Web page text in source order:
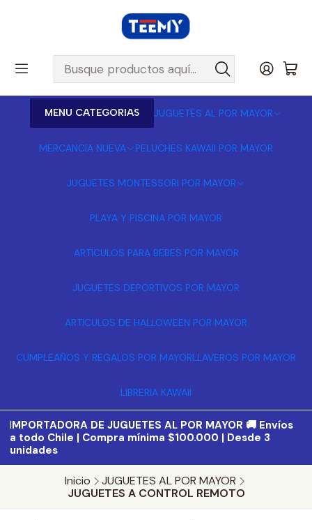
MENU CATEGORIAS JUGUETES AL POR MAYOR
MERCANCIA NUEVA PELUCHES KAWAII POR MAYOR
JUGUETES MONTESSORI POR MAYOR
PLAYA Y PISCINA POR MAYOR
ARTICULOS PARA BEBES POR MAYOR
JUGUETES DEPORTIVOS POR MAYOR
ARTICULOS DE HALLOWEEN POR MAYOR
CUMPLEAÑOS Y REGALOS POR MAYORLLAVEROS POR MAYOR
LIBRERIA KAWAII
IMPORTADORA DE JUGUETES AL POR MAYOR 🚚 Envíos
a todo Chile | Compra mínima $100.000 | Desde 3
unidades
Inicio
JUGUETES AL POR MAYOR
JUGUETES A CONTROL REMOTO